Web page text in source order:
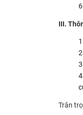
III.
Trân